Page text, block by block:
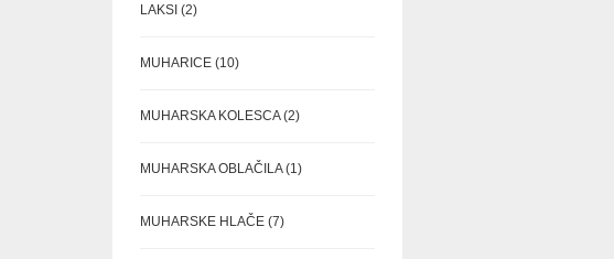
LAKSI
22
MUHARICE 1010
MUHARSKA KOLESCA 22
MUHARSKA OBLAČILA 11
MUHARSKE HLAČE 77